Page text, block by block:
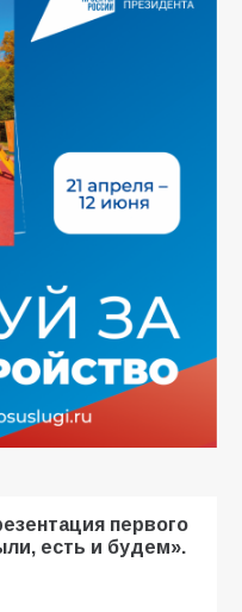
первого
есть и будем».